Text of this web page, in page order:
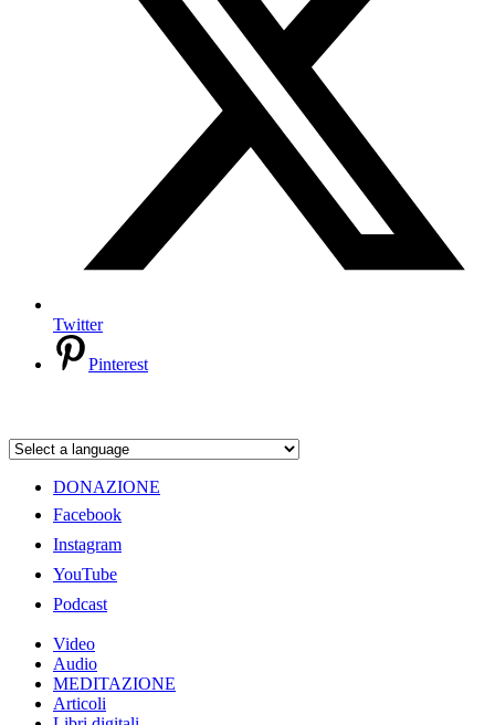
Twitter
Pinterest
DONAZIONE
Facebook
Instagram
YouTube
Podcast
Video
Audio
MEDITAZIONE
Articoli